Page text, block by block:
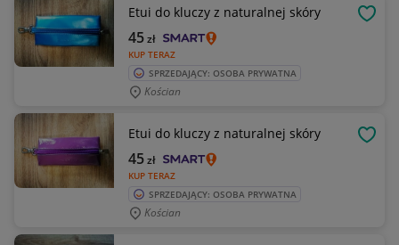
Etui do kluczy z naturalnej skóry
KUP TERAZ
45zł
SPRZEDAJĄCY: OSOBA PRYWATNA
Kościan
Etui do kluczy z naturalnej skóry
KUP TERAZ
45zł
SPRZEDAJĄCY: OSOBA PRYWATNA
Kościan